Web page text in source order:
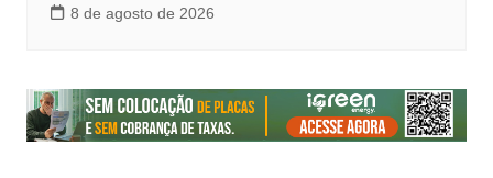
8 de agosto de 2026